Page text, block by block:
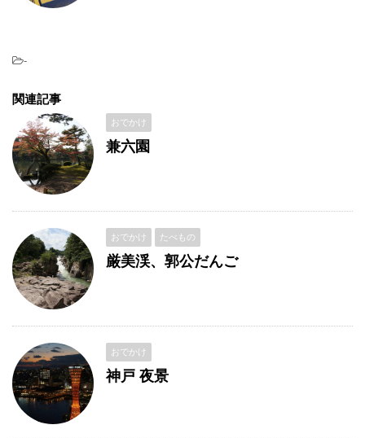
-
関連記事
おでかけ
兼六園
おでかけ たべもの
厳美渓、郭公だんご
おでかけ
神戸 夜景